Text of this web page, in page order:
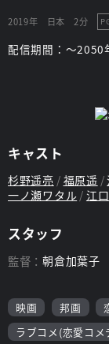
2019年 日本 2分
配信期間：～2050
キャスト
杉野遥亮 福原遥
一ノ瀬ワタル 江
スタッフ
監督：朝倉加葉子
映画 邦画
ラブコメ(恋愛コメ